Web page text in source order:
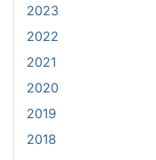
2023
2022
2021
2020
2019
2018